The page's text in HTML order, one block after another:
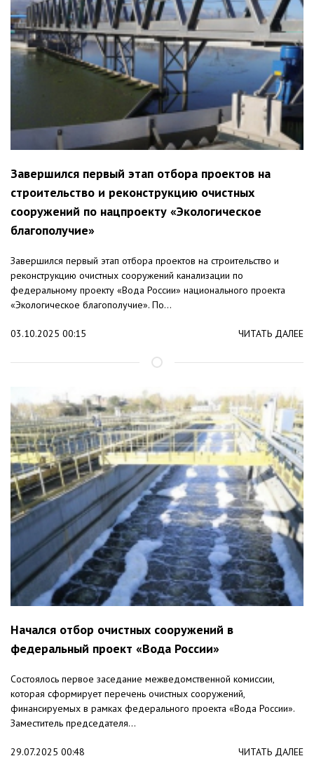
Завершился первый этап отбора проектов на
строительство и реконструкцию очистных
сооружений по нацпроекту «Экологическое
благополучие»
Завершился первый этап отбора проектов на строительство и
реконструкцию очистных сооружений канализации по
федеральному проекту «Вода России» национального проекта
«Экологическое благополучие». По...
03.10.2025 00:15 ЧИТАТЬ ДАЛЕЕ
Начался отбор очистных сооружений в
федеральный проект «Вода России»
Состоялось первое заседание межведомственной комиссии,
которая сформирует перечень очистных сооружений,
финансируемых в рамках федерального проекта «Вода России».
Заместитель председателя...
29.07.2025 00:48 ЧИТАТЬ ДАЛЕЕ